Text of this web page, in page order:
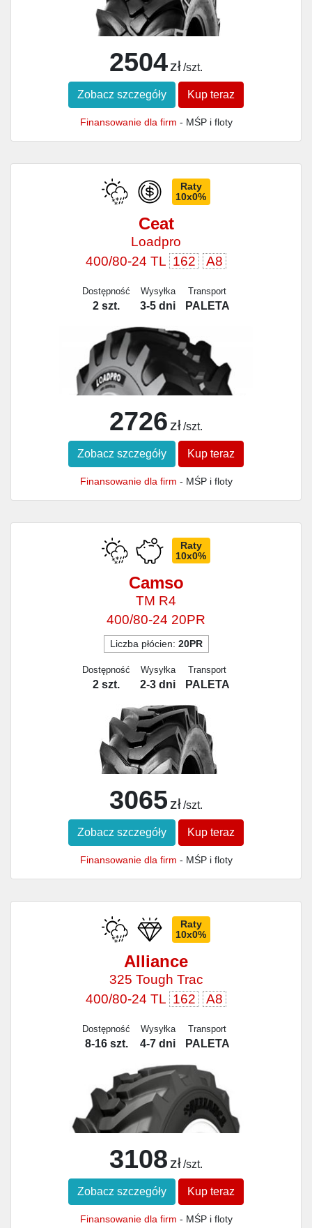
2504zł/szt.
Zobacz szczegóły Kup teraz
Finansowanie dla firm - MŚP i floty
Raty
10x0%
Ceat
Loadpro
400/80-24 TL 162 A8
Dostępność
2 szt.
Wysyłka
3-5 dni
Transport
PALETA
2726 zł/szt.
Zobacz szczegóły Kup teraz
Finansowanie dla firm - MŚP i floty
Raty
10x0%
Camso
TM R4
400/80-24 20PR
Liczba płócien: 20PR
Dostępność
2 szt.
Wysyłka
2-3 dni
Transport
PALETA
3065 zł/szt.
Zobacz szczegóły Kup teraz
Finansowanie dla firm - MŚP i floty
Raty
10x0%
Alliance
325 Tough Trac
400/80-24 TL 162 A8
Dostępność
8-16 szt.
Wysyłka
4-7 dni
Transport
PALETA
3108 zł/szt.
Zobacz szczegóły Kup teraz
Finansowanie dla firm - MŚP i floty